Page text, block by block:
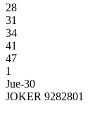
28
31
34
41
47
1
Jue-30
JOKER 9282801